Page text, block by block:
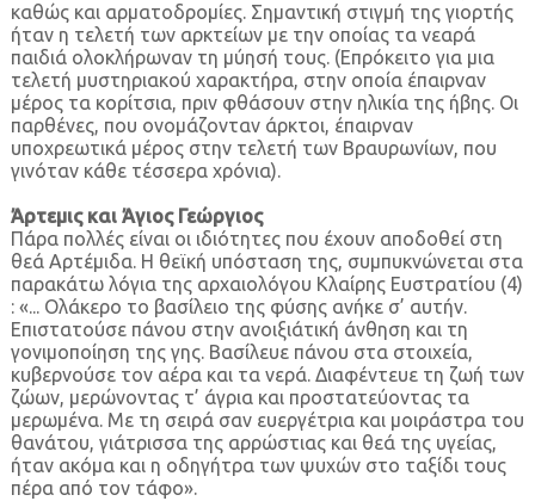
καθώς και αρματοδρομίες. Σημαντική στιγμή της γιορτής
ήταν η τελετή των αρκτείων με την οποίας τα νεαρά
παιδιά ολοκλήρωναν τη μύησή τους. (Επρόκειτο για μια
τελετή μυστηριακού χαρακτήρα, στην οποία έπαιρναν
μέρος τα κορίτσια, πριν φθάσουν στην ηλικία της ήβης. Οι
παρθένες, που ονομάζονταν άρκτοι, έπαιρναν
υποχρεωτικά μέρος στην τελετή των Βραυρωνίων, που
γινόταν κάθε τέσσερα χρόνια).
Άρτεμις και Άγιος Γεώργιος
Πάρα πολλές είναι οι ιδιότητες που έχουν αποδοθεί στη
θεά Αρτέμιδα. Η θεϊκή υπόσταση της, συμπυκνώνεται στα
παρακάτω λόγια της αρχαιολόγου Κλαίρης Ευστρατίου (4)
: «... Ολάκερο το βασίλειο της φύσης ανήκε σ’ αυτήν.
Επιστατούσε πάνου στην ανοιξιάτική άνθηση και τη
γονιμοποίηση της γης. Βασίλευε πάνου στα στοιχεία,
κυβερνούσε τον αέρα και τα νερά. Διαφέντευε τη ζωή των
ζώων, μερώνοντας τ’ άγρια και προστατεύοντας τα
μερωμένα. Με τη σειρά σαν ευεργέτρια και μοιράστρα του
θανάτου, γιάτρισσα της αρρώστιας και θεά της υγείας,
ήταν ακόμα και η οδηγήτρα των ψυχών στο ταξίδι τους
πέρα από τον τάφο».